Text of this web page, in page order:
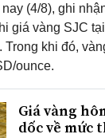
(4/8), ghi
giá vàng SJC
Trong khi đó,
ounce.
Giá vàng
dốc về mức